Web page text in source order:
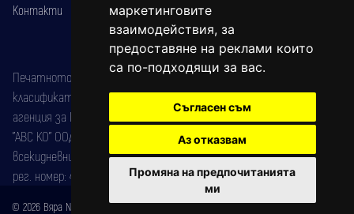
маркетинговите
взаимодействия, за
предоставяне на реклами които
са по-подходящи за вас.
Съгласен съм
Аз отказвам
Промяна на предпочитанията
ми
Контакти
Печатното издание на вестника е регистрирано в националния
класификатор на печатните издания (Българска национална
агенция за ISSN) под номер: ISSN 1312-4722.
"АВС КО" ООД е притежател на марката: Вяра информационен
всекидневник на югозападна България, със свидетелство за марка
рег. номер: 47857/11.05.2004 година.
© 2026 Вяра News Всички права запазени!